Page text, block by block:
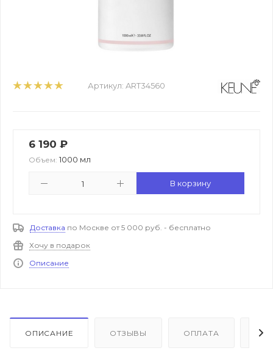
Артикул: ART34560
6 190 ₽
Объем: 1000 мл
В корзину
Доставка по Москве от 5 000 руб. - бесплатно
Хочу в подарок
Описание
ОПИСАНИЕ ОТЗЫВЫ ОПЛАТА